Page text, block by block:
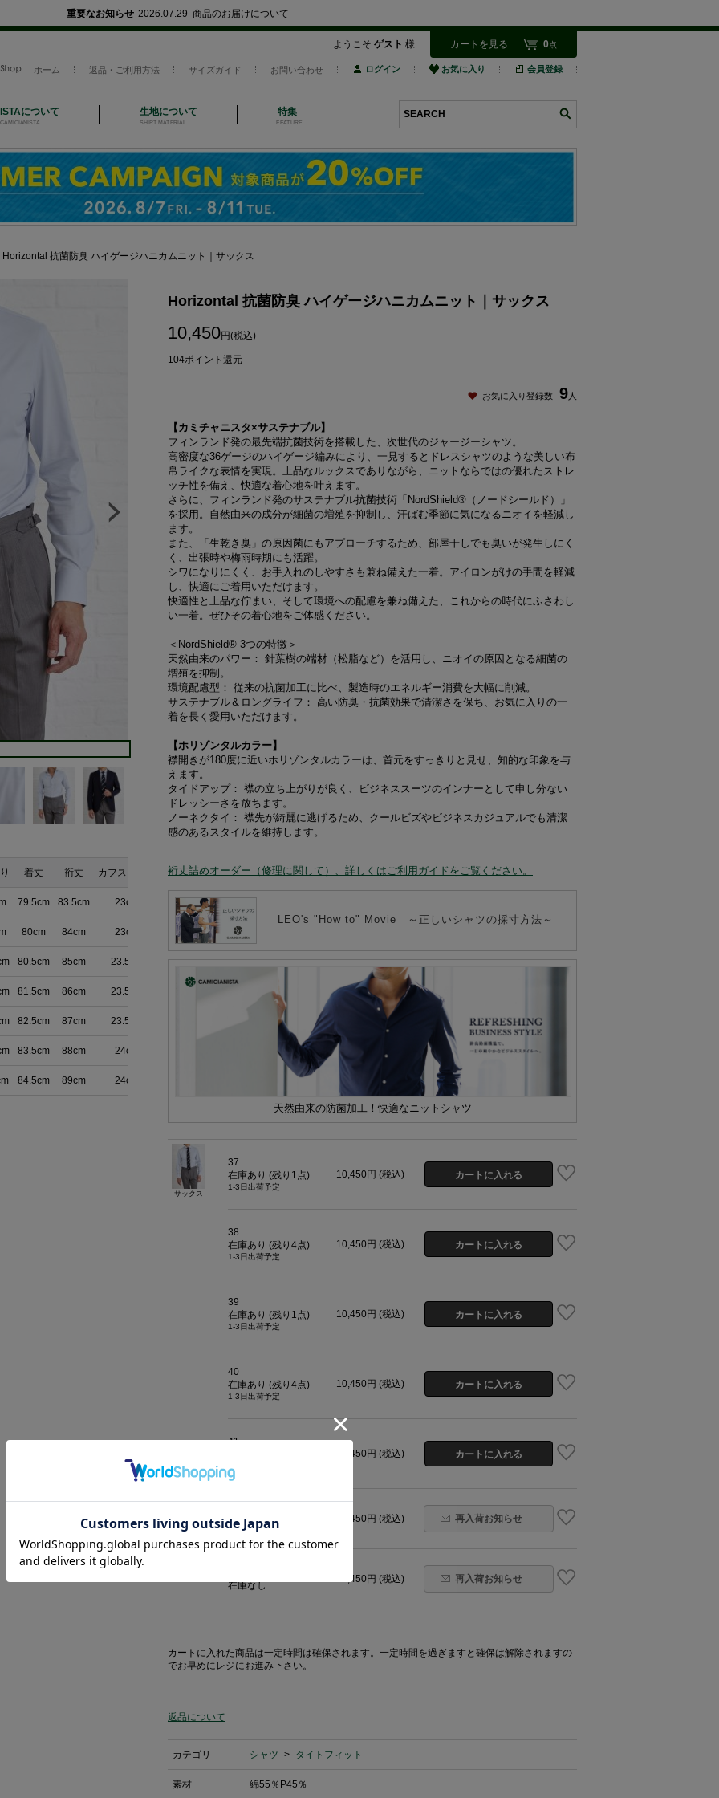
重要なお知らせ 2026.07.29 商品のお届けについて
ようこそ ゲスト 様 カートを見る 0点
ホーム 返品・ご利用方法 サイズガイド お問い合わせ ログイン お気に入り 会員登録
について 生地について
SHIRT MATERIAL
特集
FEATURE
Horizontal 抗菌防臭 ハイゲージハニカムニット｜サックス
着丈 裄丈 カフスまわり
79.5cm 83.5cm 23cm
80cm 84cm 23cm
80.5cm 85cm 23.5cm
81.5cm 86cm 23.5cm
82.5cm 87cm 23.5cm
83.5cm 88cm 24cm
84.5cm 89cm 24cm
Horizontal 抗菌防臭 ハイゲージハニカムニット｜サックス
10,450円(税込)
104ポイント還元
お気に入り登録数 9 人
【カミチャニスタ×サステナブル】
フィンランド発の最先端抗菌技術を搭載した、次世代のジャージーシャツ。
高密度な36ゲージのハイゲージ編みにより、一見するとドレスシャツのような美しい布
帛ライクな表情を実現。上品なルックスでありながら、ニットならではの優れたストレ
ッチ性を備え、快適な着心地を叶えます。
さらに、フィンランド発のサステナブル抗菌技術「NordShield®（ノードシールド）」
を採用。自然由来の成分が細菌の増殖を抑制し、汗ばむ季節に気になるニオイを軽減し
ます。
また、「生乾き臭」の原因菌にもアプローチするため、部屋干しでも臭いが発生しにく
く、出張時や梅雨時期にも活躍。
シワになりにくく、お手入れのしやすさも兼ね備えた一着。アイロンがけの手間を軽減
し、快適にご着用いただけます。
快適性と上品な佇まい、そして環境への配慮を兼ね備えた、これからの時代にふさわし
い一着。ぜひその着心地をご体感ください。
＜NordShield® 3つの特徴＞
天然由来のパワー： 針葉樹の端材（松脂など）を活用し、ニオイの原因となる細菌の
増殖を抑制。
環境配慮型： 従来の抗菌加工に比べ、製造時のエネルギー消費を大幅に削減。
サステナブル＆ロングライフ： 高い防臭・抗菌効果で清潔さを保ち、お気に入りの一
着を長く愛用いただけます。
【ホリゾンタルカラー】
襟開きが180度に近いホリゾンタルカラーは、首元をすっきりと見せ、知的な印象を与
えます。
タイドアップ： 襟の立ち上がりが良く、ビジネススーツのインナーとして申し分ない
ドレッシーさを放ちます。
ノーネクタイ： 襟先が綺麗に逃げるため、クールビズやビジネスカジュアルでも清潔
感のあるスタイルを維持します。
裄丈詰めオーダー（修理に関して）、詳しくはご利用ガイドをご覧ください。
LEO's "How to" Movie ～正しいシャツの採寸方法～
天然由来の防菌加工！快適なニットシャツ
サックス
37
在庫あり (残り 1 点)
1-3日出荷予定
10,450円 (税込)
38
在庫あり (残り 4点)
1-3日出荷予定
10,450円 (税込)
39
在庫あり (残り 1 点)
1-3日出荷予定
10,450円 (税込)
40
在庫あり (残り 4点)
1-3日出荷予定
10,450円 (税込)
41
10,450円 (税込)
在庫なし
10,450円 (税込) 再入荷お知らせ
在庫なし
10,450円 (税込) 再入荷お知らせ
カートに入れた商品は一定時間は確保されます。一定時間を過ぎますと確保は解除されますの
でお早めにレジにお進み下さい。
返品について
カテゴリ シャツ > タイトフィット
素材 綿55％P45％